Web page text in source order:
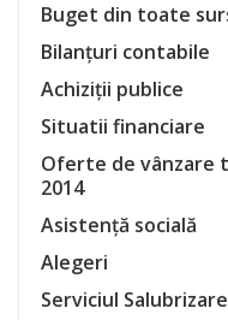
Buget din toate
Bilanțuri contabile
Achiziții publice
Situatii financiare
Oferte de vânzare
2014
Asistență socială
Alegeri
Serviciul